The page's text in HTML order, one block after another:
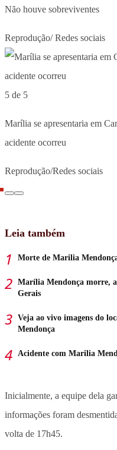
Não houve sobreviventes
Reprodução/ Redes sociais
5 de 5
Marília se apresentaria em
acidente ocorreu
Reprodução/Redes sociais
Leia também
Morte de Marilia
Marília Mendonça morre,
Gerais
Veja ao vivo imagens do
Mendonça
Acidente com Marilia
Inicialmente, a equipe dela
informações foram
volta de 17h45.